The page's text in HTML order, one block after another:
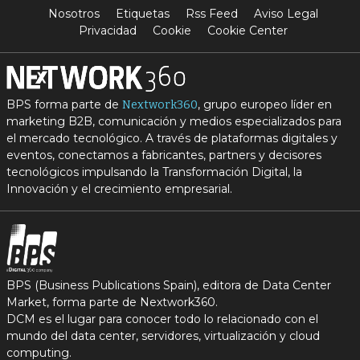
Nosotros Etiquetas Rss Feed
Aviso Legal
Privacidad
Cookie Cookie Center
BPS forma parte de Nextwork360, grupo europeo líder en
marketing B2B, comunicación y medios especializados para
el mercado tecnológico. A través de plataformas digitales y
eventos, conectamos a fabricantes, partners y decisores
tecnológicos impulsando la Transformación Digital, la
Innovación y el crecimiento empresarial.
BPS (Business Publications Spain), editora de Data Center
Market, forma parte de Nextwork360.
DCM es el lugar para conocer todo lo relacionado con el
mundo del data center, servidores, virtualización y cloud
computing.